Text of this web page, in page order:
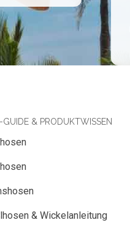
GUIDE & PRODUKTWISSEN
& Wickelanleitung